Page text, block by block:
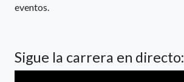
eventos.
Sigue la carrera en directo: